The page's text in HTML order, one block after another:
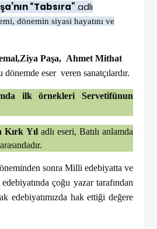
“Tabsıra” adlı
dönemin siyasi hayatını ve
Paşa, Ahmet Mithat
dönemde eser veren sanatçılardır.
ilk örnekleri Servetifünun
Kırk Yıladlı eseri, Batılı anlamda
sonra Milli edebiyatta ve
çoğu yazar tarafından
edebiyatımızda hak ettiği değere